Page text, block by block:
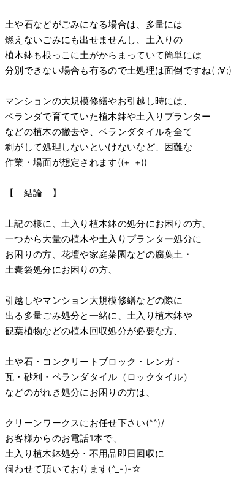
土や石などがごみになる場合は、多量には
燃えないごみにも出せませんし、土入りの
植木鉢も根っこに土がからまっていて簡単には
分別できない場合も有るので土処理は面倒ですね( ;∀;)
マンションの大規模修繕やお引越し時には、
ベランダで育てていた植木鉢や土入りプランター
などの植木の撤去や、ベランダタイルを全て
剥がして処理しないといけないなど、困難な
作業・場面が想定されます((+_+))
【 結論 】
上記の様に、土入り植木鉢の処分にお困りの方、
一つから大量の植木や土入りプランター処分に
お困りの方、花壇や家庭菜園などの腐葉土・
土嚢袋処分にお困りの方、
引越しやマンション大規模修繕などの際に
出る多量ごみ処分と一緒に、土入り植木鉢や
観葉植物などの植木回収処分が必要な方、
土や石・コンクリートブロック・レンガ・
瓦・砂利・ベランダタイル（ロックタイル）
などのがれき処分にお困りの方は、
クリーンワークスにお任せ下さい(^^)/
お客様からのお電話1本で、
土入り植木鉢処分・不用品即日回収に
伺わせて頂いております(^_-)-☆